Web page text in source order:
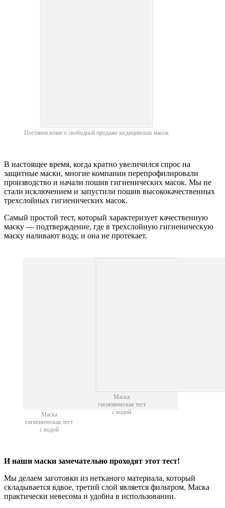
Постановление о свободной продаже медицинских масок
В настоящее время, когда кратно увеличился спрос на
защитные маски, многие компании перепрофилировали
производство и начали пошив гигиенических масок. Мы не
стали исключением и запустили пошив высококачественных
трехслойных гигиенических масок.
Самый простой тест, который характеризует качественную
маску — подтверждение, где в трехслойную гигиеническую
маску наливают воду, и она не протекает.
Маска
гигиеническая тест
с водой
Маска
гигиеническая тест
с водой
И наши маски замечательно проходят этот тест!
Мы делаем заготовки из нетканого материала, который
складывается вдвое, третий слой является фильтром. Маска
практически невесома и удобна в использовании.